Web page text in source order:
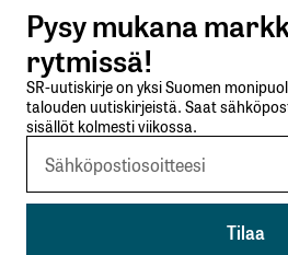
Lähetä kommentti
Pysy mukana
rytmissä!
SR-uutiskirje on yksi Suomen
talouden uutiskirjeistä. Saat
sisällöt kolmesti viikossa.